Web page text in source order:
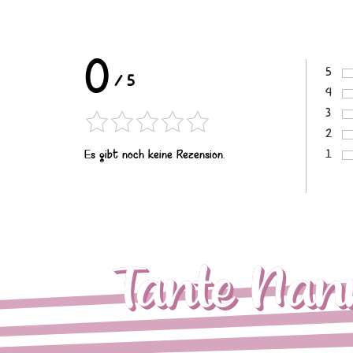
0 / 5
Es gibt noch keine Rezension.
5
4
3
2
1
Tante